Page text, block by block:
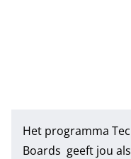
Het programma
Boards geeft jou